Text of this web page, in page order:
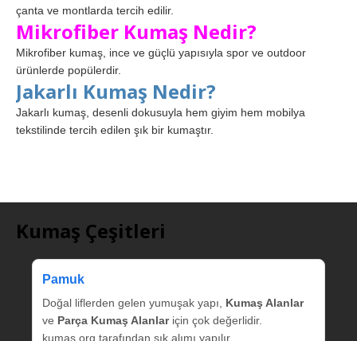
çanta ve montlarda tercih edilir.
Mikrofiber Kumaş Nedir?
Mikrofiber kumaş, ince ve güçlü yapısıyla spor ve outdoor
ürünlerde popülerdir.
Jakarlı Kumaş Nedir?
Jakarlı kumaş, desenli dokusuyla hem giyim hem mobilya
tekstilinde tercih edilen şık bir kumaştır.
Kumaş Çeşitleri
Pamuk
Doğal liflerden gelen yumuşak yapı, Kumaş Alanlar
ve Parça Kumaş Alanlariçin çok değerlidir.
kumas.org tarafından sık alımı yapılır.